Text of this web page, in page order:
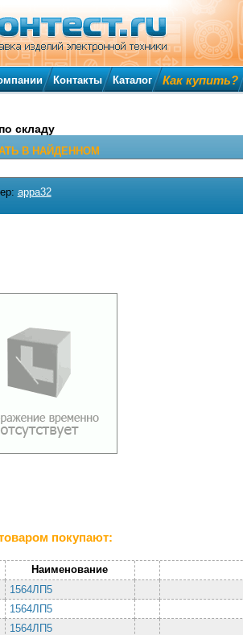
покупают:
Наименование
1564ЛП5
1564ЛП5
1564ЛП5
Контакты Каталог Как купить?
складу
В НАЙДЕННОМ
appa32